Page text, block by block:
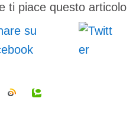
ti piace questo articolo